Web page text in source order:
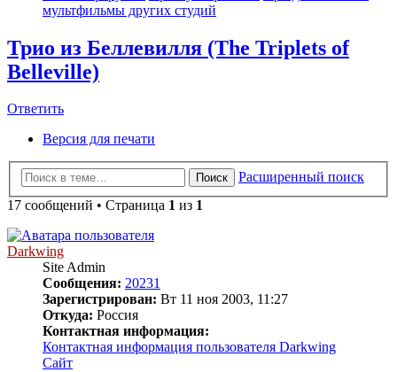
мультфильмы других студий
Трио из Беллевилля (The Triplets of
Belleville)
Ответить
Версия для печати
Поиск
Расширенный поиск
17 сообщений • Страница 1 из 1
Darkwing
Site Admin
Сообщения: 20231
Зарегистрирован: Вт 11 ноя 2003, 11:27
Откуда: Россия
Контактная информация:
Контактная информация пользователя Darkwing
Сайт